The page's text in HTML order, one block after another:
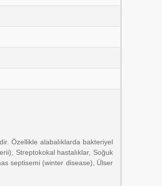
Özellikle alabalıklarda bakteriyel
Streptokokal hastalıklar, Soğuk
septisemi (winter disease), Ülser